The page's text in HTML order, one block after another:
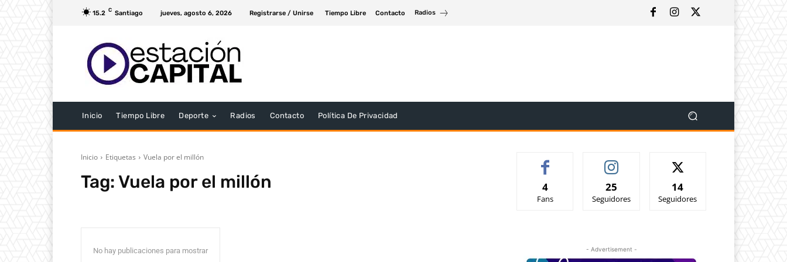
15.2 C Santiago jueves, agosto 6, 2026 Registrarse / Unirse Tiempo Libre Contacto Radios
Inicio Tiempo Libre Deporte Radios Contacto Política De Privacidad
Inicio Etiquetas Vuela por el millón
Tag: Vuela por el millón
No hay publicaciones para mostrar
4
Fans
25
Seguidores
14
Seguidores
- Advertisement -